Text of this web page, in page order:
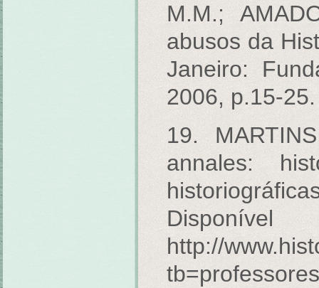
M.M.;
abusos da
Janeiro:
2006, p.15-25.
19.
annales:
http://